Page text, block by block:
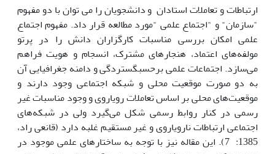
ارتباطات و تعاملات استادان و دانشجویان را می توان با دو مفهوم
"سازمان" و "اجتماع علمی "مورد مطالعه قرار داد. مفهوم اجتماع
علمی امکان بررسی مناسبات کارگزاران دانش را در پرتو
مولفه‌های اعتماد، هنجارهای مشترک، انسجام و هویت فراهم
می‌سازد. اجتماعات علمی برحسبگستردگی و دامنه جغرافیایی آن
به دو صورت موقعیت محلی و شبکه اجتماعی وجود دارند و
موقعیت‌های محلی بر اساس تعاملات رویاروی و وجود مناسبات غیر
رسمی در کنار روابط رسمی شکل می‌گیرد ولی در شبکه‌های
اجتماعی ارتباطات نارویاروی و غیر مستقیم غلبه دارد (قانعی راد،
1385: 7). این مقاله نیز با توجه به ساختارهای علمی موجود در